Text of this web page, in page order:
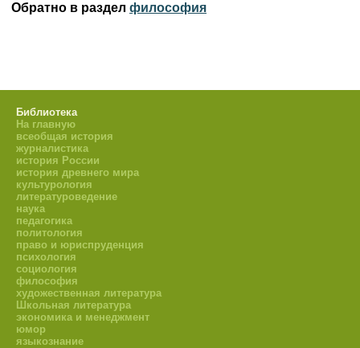
Обратно в раздел философия
Библиотека
На главную
всеобщая история
журналистика
история России
история древнего мира
культурология
литературоведение
наука
педагогика
политология
право и юриспруденция
психология
социология
философия
художественная литература
Школьная литература
экономика и менеджмент
юмор
языкознание